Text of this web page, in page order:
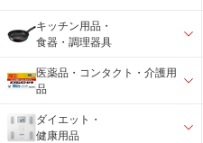
キッチン用品・
食器・調理器具
医薬品・コンタクト・介護用
品
ダイエット・
健康用品